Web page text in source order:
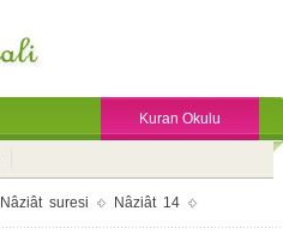
Kuran Okulu
Nâziât suresi Nâziât 14